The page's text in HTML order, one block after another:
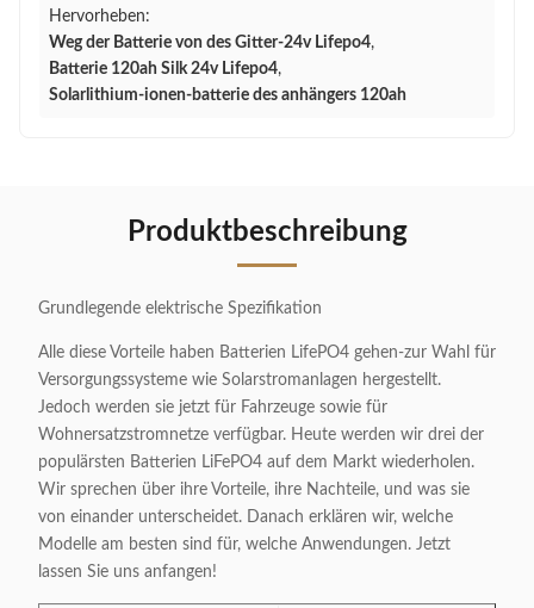
Hervorheben:
Weg der Batterie von des Gitter-24v Lifepo4,
Batterie 120ah Silk 24v Lifepo4,
Solarlithium-ionen-batterie des anhängers 120ah
Produktbeschreibung
Grundlegende elektrische Spezifikation
Alle diese Vorteile haben Batterien LifePO4 gehen-zur Wahl für
Versorgungssysteme wie Solarstromanlagen hergestellt.
Jedoch werden sie jetzt für Fahrzeuge sowie für
Wohnersatzstromnetze verfügbar. Heute werden wir drei der
populärsten Batterien LiFePO4 auf dem Markt wiederholen.
Wir sprechen über ihre Vorteile, ihre Nachteile, und was sie
von einander unterscheidet. Danach erklären wir, welche
Modelle am besten sind für, welche Anwendungen. Jetzt
lassen Sie uns anfangen!